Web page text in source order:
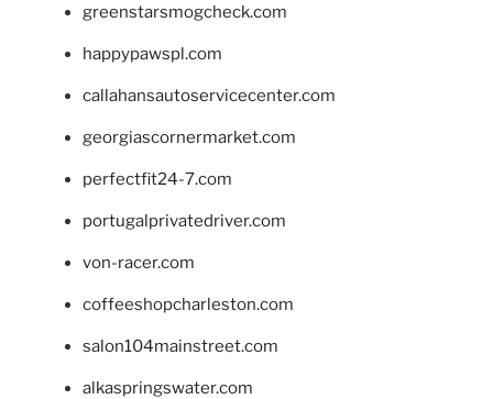
greenstarsmogcheck.com
happypawspl.com
callahansautoservicecenter.com
georgiascornermarket.com
perfectfit24-7.com
portugalprivatedriver.com
von-racer.com
coffeeshopcharleston.com
salon104mainstreet.com
alkaspringswater.com